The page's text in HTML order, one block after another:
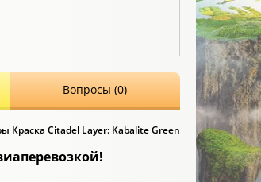
Вопросы (0)
Краска Citadel Layer: Kabalite Green